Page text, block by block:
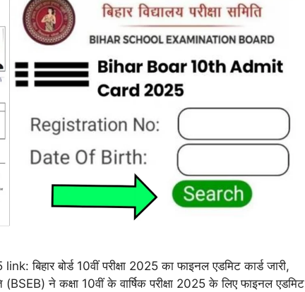
बोर्ड 10वीं परीक्षा 2025 का फाइनल एडमिट कार्ड जारी,
(BSEB) ने कक्षा 10वीं के वार्षिक परीक्षा 2025 के लिए फाइनल एडमिट